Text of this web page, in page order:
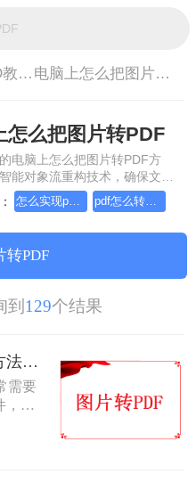
PDF转WORD教程> 电脑上怎么把图片转PDF
怎么把图片转PDF
电脑上怎么把图片转PDF方
能对象流重构技术，确保文档
还原且排版不乱码。支持一键批
链路 SSL 加密保障隐私安全。
高效办公。
怎么实现pdf转Word？详细方法教学 pdf怎么转换成word？方法详细解析
转PDF
到 129个结果
怎么图片转pdf？五种免费方法对比与实操指南（附详细表格）！
需要
，以
作
件